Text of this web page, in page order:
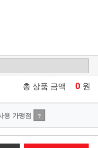
총 상품 금액 0 원
용 가맹점 ?